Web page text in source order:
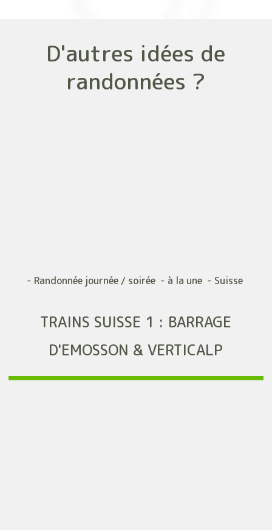
D'autres idées de
randonnées ?
- Randonnée journée / soirée - à la une - Suisse
TRAINS SUISSE 1 : BARRAGE
D'EMOSSON & VERTICALP